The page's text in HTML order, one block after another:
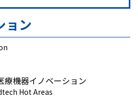
ョン
療機器イノベーション
Hot Areas